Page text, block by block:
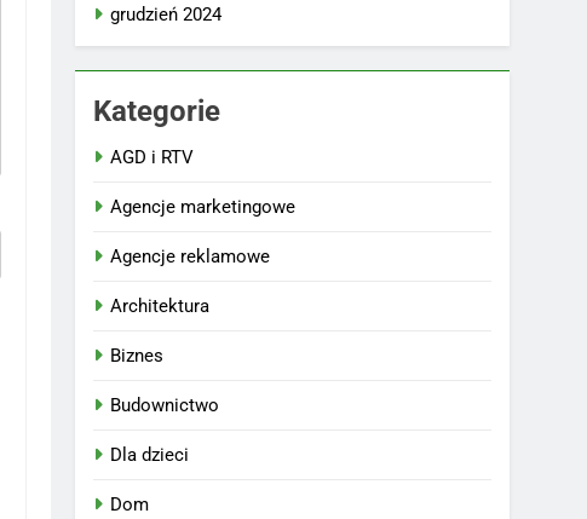
grudzień 2024
Kategorie
AGD i RTV
Agencje marketingowe
Agencje reklamowe
Architektura
Biznes
Budownictwo
Dla dzieci
Dom